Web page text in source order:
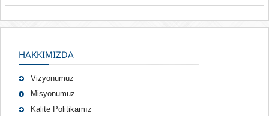
HAKKIMIZDA
Vizyonumuz
Misyonumuz
Kalite Politikamız